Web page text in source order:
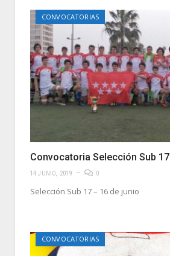
CONVOCATORIAS
Convocatoria Selección Sub 17
14 JUNIO, 2019 0
Selección Sub 17 – 16 de junio
CONVOCATORIAS